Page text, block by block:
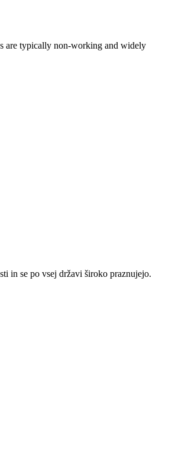
are typically non-working and widely
in se po vsej državi široko praznujejo.